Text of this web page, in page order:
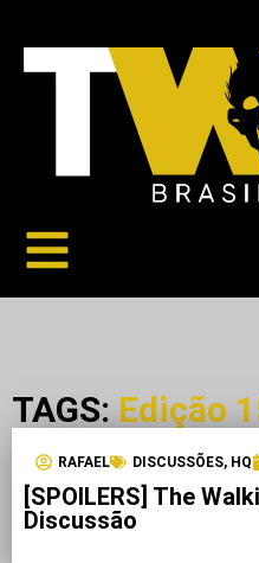
TAGS: Edição
RAFAEL DISCUSSÕES, HQ
[SPOILERS] The
Discussão